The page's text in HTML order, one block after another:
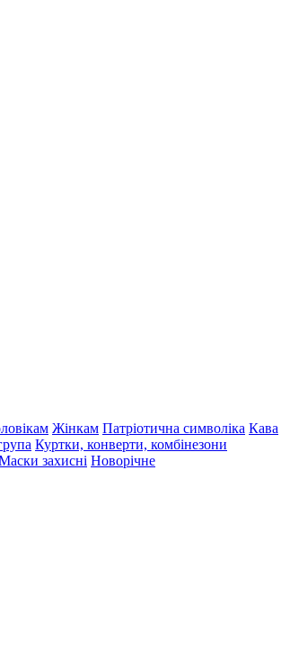
Жінкам Патріотична символіка Кава
Куртки, конверти, комбінезони
захисні Новорічне